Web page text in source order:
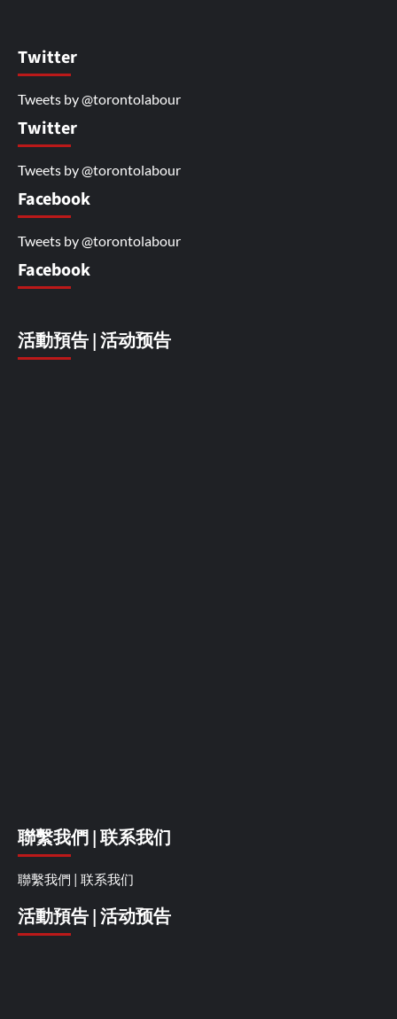
Twitter
Tweets by @torontolabour
Twitter
Tweets by @torontolabour
Facebook
Tweets by @torontolabour
Facebook
活動預告 | 活动预告
聯繫我們 | 联系我们
聯繫我們 | 联系我们
活動預告 | 活动预告